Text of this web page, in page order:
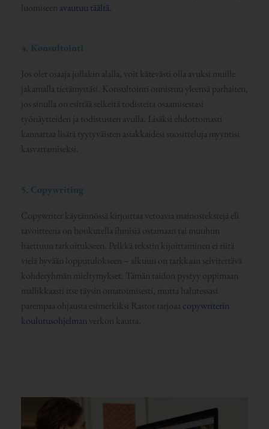
luomiseen avautuu täältä.
4. Konsultointi
Jos olet osaaja jollakin alalla, voit kätevästi olla avuksi muille
jakamalla tietämystäsi. Konsultointi onnistuu yleensä parhaiten,
jos sinulla on esittää selkeitä todisteita osaamisestasi
työnäytteiden ja todistusten avulla. Lisäksi ehdottomasti
kannattaa lisätä tyytyväisten asiakkaidesi suositteluja myyntisi
kasvattamiseksi.
5. Copywriting
Copywriter käytännössä kirjoittaa vetoavia mainostekstejä eli
tavoitteena on houkutella ihmisiä ostamaan tai muuhun
haettuun tarkoitukseen. Pelkkä tekstin kijoittaminen ei riitä
vielä hyvään lopputulokseen – alkuun on tarkkaan selvitettävä
kohderyhmän mieltymykset. Tämän taidon pystyy oppimaan
mallikkaasti itse täysin omatoimisesti, mutta halutessasi
parempaa ohjausta esimerkiksi Rastor tarjoaa copywriterin
koulutusohjelman verkon kautta.